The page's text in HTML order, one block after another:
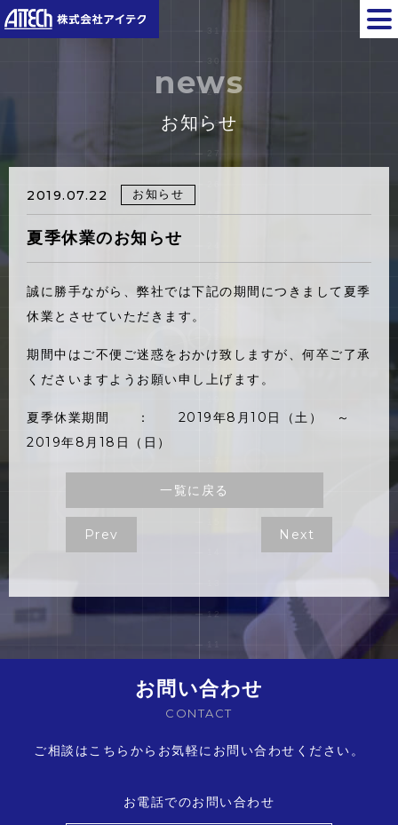
news
お知らせ
2019.07.22 お知らせ
夏季休業のお知らせ
誠に勝手ながら、弊社では下記の期間につきまして夏季
休業とさせていただきます。
期間中はご不便ご迷惑をおかけ致しますが、何卒ご了承
くださいますようお願い申し上げます。
夏季休業期間 ： 2019年8月10日（土） ～
2019年8月18日（日）
Prev
一覧に戻る
Next
お問い合わせ
CONTACT
ご相談はこちらからお気軽にお問い合わせください。
お電話でのお問い合わせ